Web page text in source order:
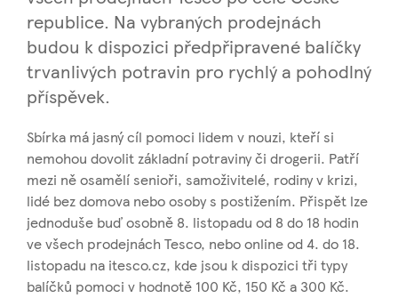
republice. Na vybraných prodejnách
budou k dispozici předpřipravené balíčky
trvanlivých potravin pro rychlý a pohodlný
příspěvek.
Sbírka má jasný cíl pomoci lidem v nouzi, kteří si
nemohou dovolit základní potraviny či drogerii. Patří
mezi ně osamělí senioři, samoživitelé, rodiny v krizi,
lidé bez domova nebo osoby s postižením. Přispět lze
jednoduše buď osobně 8. listopadu od 8 do 18 hodin
ve všech prodejnách Tesco, nebo online od 4. do 18.
listopadu na itesco.cz, kde jsou k dispozici tři typy
balíčků pomoci v hodnotě 100 Kč, 150 Kč a 300 Kč.